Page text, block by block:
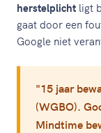
herstelplicht ligt
gaat door een
Google niet
"15 jaar
(WGBO).
Mindtime